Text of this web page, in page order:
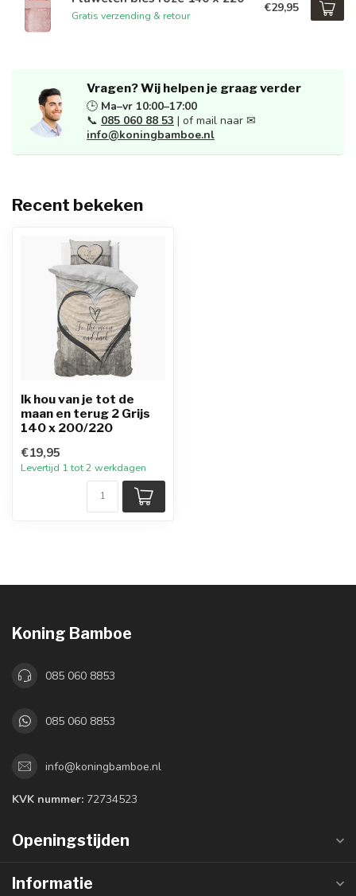
Gratis verzending & retour
€29,95
Vragen? Wij helpen je graag verder
🕒 Ma–vr 10:00–17:00
📞 085 060 88 53 | of mail naar ✉
info@koningbamboe.nl
Recent bekeken
Ik hou van je tot de
maan en terug 2 Grijs
140 x 200/220
€19,95
Levertijd 1 tot 2 werkdagen
Koning Bamboe
085 060 8853
085 060 8853
info@koningbamboe.nl
KVK nummer: 72734523
Openingstijden
Informatie